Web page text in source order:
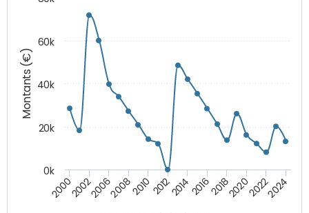
Montants (€)
20002002200620082010 2012201420162018202020222024
0k
20k
40k
60k